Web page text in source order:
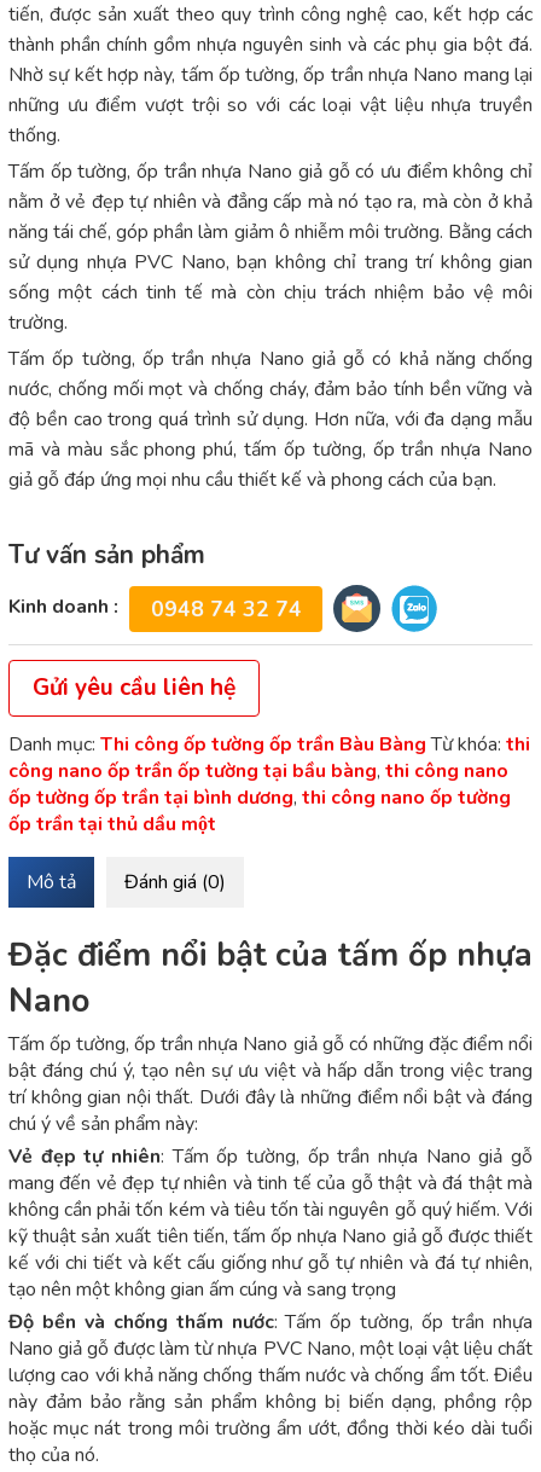
tiến, được sản xuất theo quy trình công nghệ cao, kết hợp các
thành phần chính gồm nhựa nguyên sinh và các phụ gia bột đá.
Nhờ sự kết hợp này, tấm ốp tường, ốp trần nhựa Nano mang lại
những ưu điểm vượt trội so với các loại vật liệu nhựa truyền
thống.
Tấm ốp tường, ốp trần nhựa Nano giả gỗ có ưu điểm không chỉ
nằm ở vẻ đẹp tự nhiên và đẳng cấp mà nó tạo ra, mà còn ở khả
năng tái chế, góp phần làm giảm ô nhiễm môi trường. Bằng cách
sử dụng nhựa PVC Nano, bạn không chỉ trang trí không gian
sống một cách tinh tế mà còn chịu trách nhiệm bảo vệ môi
trường.
Tấm ốp tường, ốp trần nhựa Nano giả gỗ có khả năng chống
nước, chống mối mọt và chống cháy, đảm bảo tính bền vững và
độ bền cao trong quá trình sử dụng. Hơn nữa, với đa dạng mẫu
mã và màu sắc phong phú, tấm ốp tường, ốp trần nhựa Nano
giả gỗ đáp ứng mọi nhu cầu thiết kế và phong cách của bạn.
Tư vấn sản phẩm
Kinh doanh : 0948 74 32 74
Gửi yêu cầu liên hệ
Danh mục: Thi công ốp tường ốp trần Bàu Bàng Từ khóa: thi
công nano ốp trần ốp tường tại bầu bàng, thi công nano
ốp tường ốp trần tại bình dương, thi công nano ốp tường
ốp trần tại thủ dầu một
Mô tả Đánh giá (0)
Đặc điểm nổi bật của tấm ốp nhựa
Nano
Tấm ốp tường, ốp trần nhựa Nano giả gỗ có những đặc điểm nổi
bật đáng chú ý, tạo nên sự ưu việt và hấp dẫn trong việc trang
trí không gian nội thất. Dưới đây là những điểm nổi bật và đáng
chú ý về sản phẩm này:
Vẻ đẹp tự nhiên: Tấm ốp tường, ốp trần nhựa Nano giả gỗ
mang đến vẻ đẹp tự nhiên và tinh tế của gỗ thật và đá thật mà
không cần phải tốn kém và tiêu tốn tài nguyên gỗ quý hiếm. Với
kỹ thuật sản xuất tiên tiến, tấm ốp nhựa Nano giả gỗ được thiết
kế với chi tiết và kết cấu giống như gỗ tự nhiên và đá tự nhiên,
tạo nên một không gian ấm cúng và sang trọng
Độ bền và chống thấm nước: Tấm ốp tường, ốp trần nhựa
Nano giả gỗ được làm từ nhựa PVC Nano, một loại vật liệu chất
lượng cao với khả năng chống thấm nước và chống ẩm tốt. Điều
này đảm bảo rằng sản phẩm không bị biến dạng, phồng rộp
hoặc mục nát trong môi trường ẩm ướt, đồng thời kéo dài tuổi
thọ của nó.